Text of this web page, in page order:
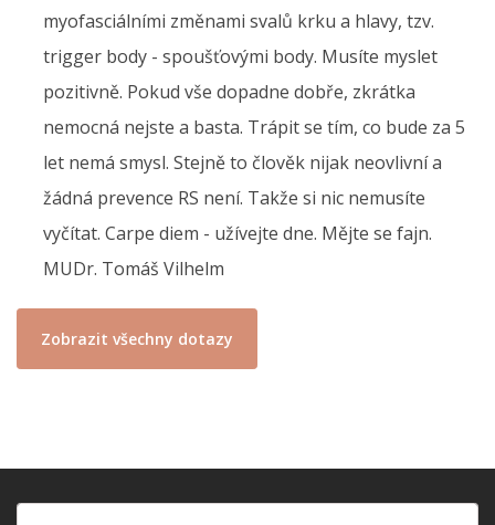
myofasciálními změnami svalů krku a hlavy, tzv.
trigger body - spoušťovými body. Musíte myslet
pozitivně. Pokud vše dopadne dobře, zkrátka
nemocná nejste a basta. Trápit se tím, co bude za 5
let nemá smysl. Stejně to člověk nijak neovlivní a
žádná prevence RS není. Takže si nic nemusíte
vyčítat. Carpe diem - užívejte dne. Mějte se fajn.
MUDr. Tomáš Vilhelm
Zobrazit všechny dotazy